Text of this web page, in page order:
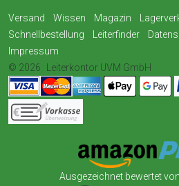
Versand Wissen Magazin
Schnellbestellung
Leiterfinder
Impressum
© 2026
Leiterkontor UVM GmbH
Ausgezeichnet bewertet